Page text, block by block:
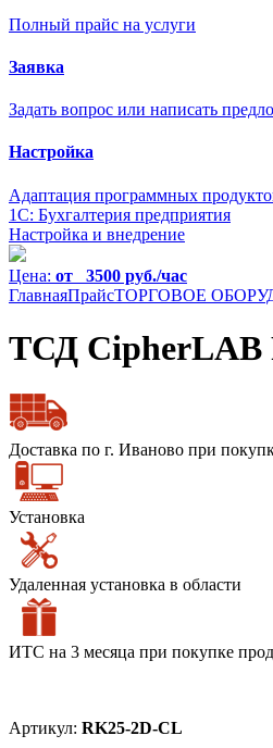
Полный прайс на услуги
Заявка
Задать вопрос или написать
Настройка
Адаптация программных
1С: Бухгалтерия предприятия
Настройка и внедрение
Цена: от 3500 руб./час
ГлавнаяПрайсТОРГОВОЕ
ТСД CipherLAB
Доставка по г. Иваново при
Установка
Удаленная установка в области
ИТС на 3 месяца при покупке
Артикул: RK25-2D-CL